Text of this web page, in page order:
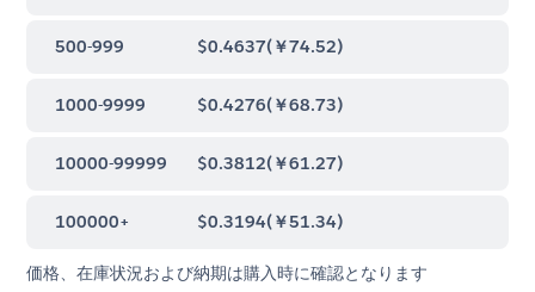
500-999 $0.4637(￥74.52)
1000-9999 $0.4276(￥68.73)
10000-99999 $0.3812(￥61.27)
100000+ $0.3194(￥51.34)
価格、在庫状況および納期は購入時に確認となります